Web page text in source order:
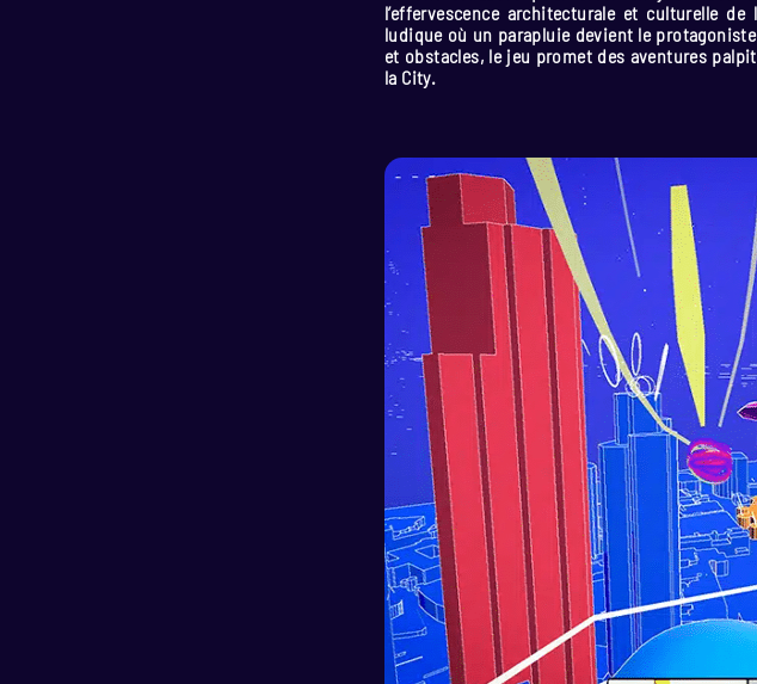
l’effervescence architecturale et culturelle
ludique où un parapluie devient le
et obstacles, le jeu promet des aventures
la City.